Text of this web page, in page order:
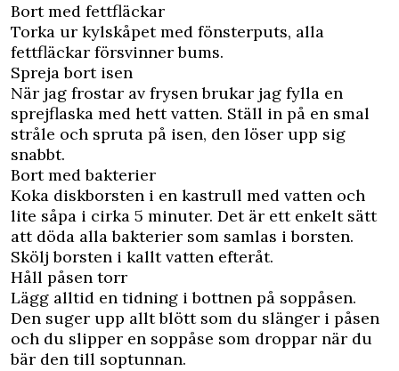
Bort med fettfläckar
Torka ur kylskåpet med fönsterputs, alla
fettfläckar försvinner bums.
Spreja bort isen
När jag frostar av frysen brukar jag fylla en
sprejflaska med hett vatten. Ställ in på en smal
stråle och spruta på isen, den löser upp sig
snabbt.
Bort med bakterier
Koka diskborsten i en kastrull med vatten och
lite såpa i cirka 5 minuter. Det är ett enkelt sätt
att döda alla bakterier som samlas i borsten.
Skölj borsten i kallt vatten efteråt.
Håll påsen torr
Lägg alltid en tidning i bottnen på soppåsen.
Den suger upp allt blött som du slänger i påsen
och du slipper en soppåse som droppar när du
bär den till soptunnan.